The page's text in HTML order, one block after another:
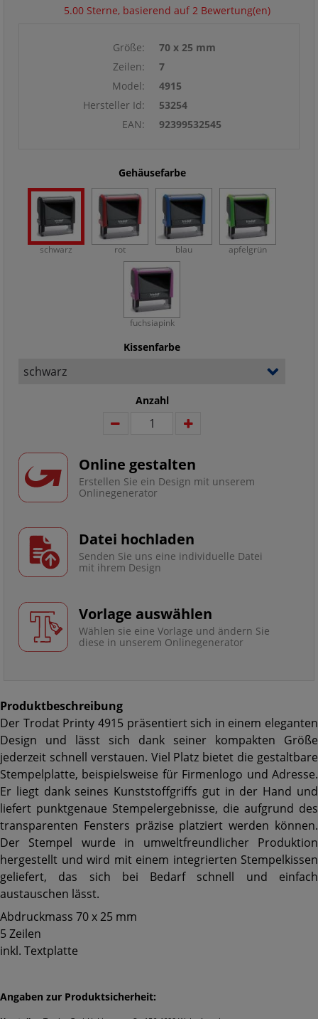
5.00 Sterne, basierend auf 2 Bewertung(en)
Größe:
70 x 25 mm
Zeilen:
7
Model:
4915
Hersteller Id:
53254
EAN:
92399532545
Gehäusefarbe
schwarz rot blau apfelgrün
fuchsiapink
Kissenfarbe
Anzahl
Online gestalten
Erstellen Sie ein Design mit unserem
Onlinegenerator
Datei hochladen
Senden Sie uns eine individuelle Datei
mit ihrem Design
Vorlage auswählen
Wählen sie eine Vorlage und ändern Sie
diese in unserem Onlinegenerator
Produktbeschreibung
Der Trodat Printy 4915 präsentiert sich in einem eleganten
Design und lässt sich dank seiner kompakten Größe
jederzeit schnell verstauen. Viel Platz bietet die gestaltbare
Stempelplatte, beispielsweise für Firmenlogo und Adresse.
Er liegt dank seines Kunststoffgriffs gut in der Hand und
liefert punktgenaue Stempelergebnisse, die aufgrund des
transparenten Fensters präzise platziert werden können.
Der Stempel wurde in umweltfreundlicher Produktion
hergestellt und wird mit einem integrierten Stempelkissen
geliefert, das sich bei Bedarf schnell und einfach
austauschen lässt.
Abdruckmass 70 x 25 mm
5 Zeilen
inkl. Textplatte
Angaben zur Produktsicherheit: